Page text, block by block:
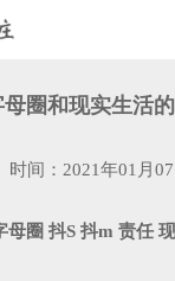
母圈和现实生活
时间：2021年01月07
母圈 抖S 抖m 责任